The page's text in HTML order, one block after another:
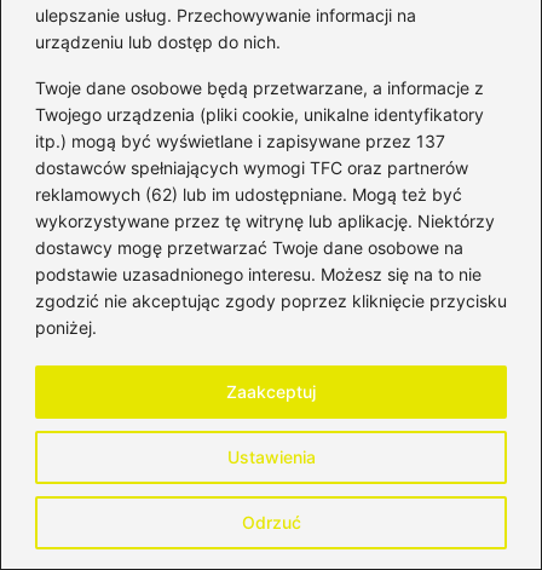
ulepszanie usług. Przechowywanie informacji na
urządzeniu lub dostęp do nich.
Twoje dane osobowe będą przetwarzane, a informacje z
Twojego urządzenia (pliki cookie, unikalne identyfikatory
itp.) mogą być wyświetlane i zapisywane przez 137
dostawców spełniających wymogi TFC oraz partnerów
reklamowych (62) lub im udostępniane. Mogą też być
wykorzystywane przez tę witrynę lub aplikację. Niektórzy
dostawcy mogę przetwarzać Twoje dane osobowe na
podstawie uzasadnionego interesu. Możesz się na to nie
zgodzić nie akceptując zgody poprzez kliknięcie przycisku
poniżej.
Ustawienia
Odrzuć
Zaakceptuj
rynku wtórnym
zagranicznych? Kluczowe zasady, które
musisz znać
Odkryj prosty wynik: ile to właściwie 1 5?
Jak założyć księgę wieczystą: Twój krok
po kroku poradnik na start
Zamiana paragonu na fakturę – co warto
Zarobki z oddawania nasienia do banku
spermy w Polsce – co warto wiedzieć?
Biuro rachunkowe, które zna potrzeby
Twojego biznesu